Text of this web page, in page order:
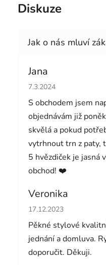
Diskuze
Jana
Hodnocení obchodu
7.3.2024
S obchodem jsem
objednávám již
skvělá a pokud
vytrhnout trn z paty,
5 hvězdiček je jasná
obchod! ❤️
Veronika
Hodnocení obchodu
17.12.2023
Pěkné stylové
jednání a domluva.
doporučit. Děkuji.